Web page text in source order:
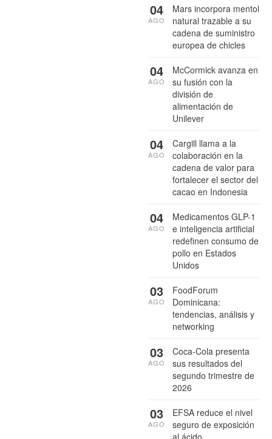
Mars incorpora mentol
natural trazable a su
cadena de suministro
europea de chicles
04
AGO
McCormick avanza en
su fusión con la
división de
alimentación de
Unilever
04
AGO
Cargill llama a la
colaboración en la
cadena de valor para
fortalecer el sector del
cacao en Indonesia
04
AGO
Medicamentos GLP-1
e inteligencia artificial
redefinen consumo de
pollo en Estados
Unidos
04
AGO
FoodForum
Dominicana:
tendencias, análisis y
networking
03
AGO
Coca-Cola presenta
sus resultados del
segundo trimestre de
2026
03
AGO
EFSA reduce el nivel
seguro de exposición
03
AGO